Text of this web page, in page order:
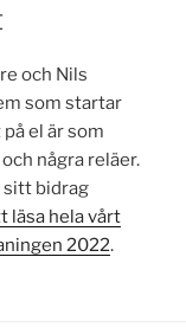
och Nils
som startar
el är som
några reläer.
sitt bidrag
läsa hela vårt
2022.